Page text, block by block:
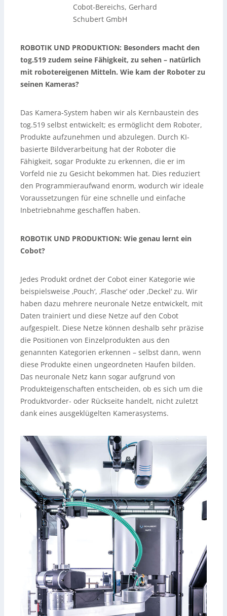
Cobot-Bereichs, Gerhard
Schubert GmbH
ROBOTIK UND PRODUKTION: Besonders macht den
tog.519 zudem seine Fähigkeit, zu sehen – natürlich
mit robotereigenen Mitteln. Wie kam der Roboter zu
seinen Kameras?
Das Kamera-System haben wir als Kernbaustein des
tog.519 selbst entwickelt; es ermöglicht dem Roboter,
Produkte aufzunehmen und abzulegen. Durch KI-
basierte Bildverarbeitung hat der Roboter die
Fähigkeit, sogar Produkte zu erkennen, die er im
Vorfeld nie zu Gesicht bekommen hat. Dies reduziert
den Programmieraufwand enorm, wodurch wir ideale
Voraussetzungen für eine schnelle und einfache
Inbetriebnahme geschaffen haben.
ROBOTIK UND PRODUKTION: Wie genau lernt ein
Cobot?
Jedes Produkt ordnet der Cobot einer Kategorie wie
beispielsweise ‚Pouch‘, ‚Flasche‘ oder ‚Deckel‘ zu. Wir
haben dazu mehrere neuronale Netze entwickelt, mit
Daten trainiert und diese Netze auf den Cobot
aufgespielt. Diese Netze können deshalb sehr präzise
die Positionen von Einzelprodukten aus den
genannten Kategorien erkennen – selbst dann, wenn
diese Produkte einen ungeordneten Haufen bilden.
Das neuronale Netz kann sogar aufgrund von
Produkteigenschaften entscheiden, ob es sich um die
Produktvorder- oder Rückseite handelt, nicht zuletzt
dank eines ausgeklügelten Kamerasystems.